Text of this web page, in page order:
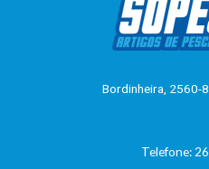
Bordinheira, 2560-
Telefone: